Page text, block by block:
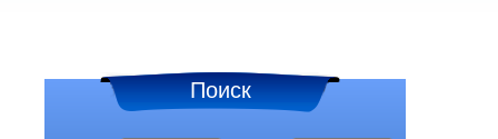
Поиск